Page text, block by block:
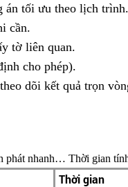
án tối ưu theo lịch trình.
cần.
tờ liên quan.
cho phép).
dõi kết quả trọn
phát nhanh… Thời gian
Thời gian